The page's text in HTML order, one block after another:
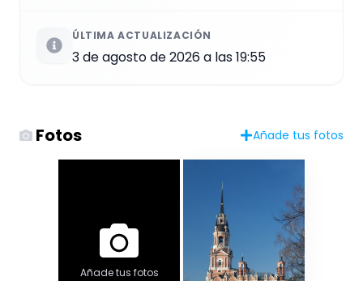
ÚLTIMA ACTUALIZACIÓN
3 de agosto de 2026 a las 19:55
Fotos Añade tus fotos
Añade tus fotos